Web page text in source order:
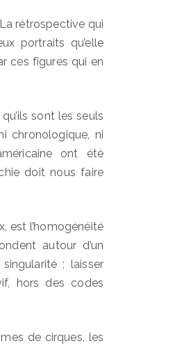
rétrospective qui
portraits qu’elle
ces figures qui en
sont les seuls
chronologique, ni
ont été
doit nous faire
est l’homogénéité
autour d’un
; laisser
hors des codes
de cirques, les